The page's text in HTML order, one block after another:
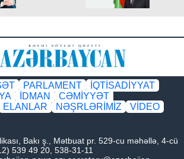
PARLAMENT
İQTİSADİYYAT
İDMAN
CƏMİYYƏT
ELANLAR NƏŞRLƏRİMİZ
VİDEO
Bakı ş., Mətbuat pr. 529-cu məhəllə, 4-cü
539 49 20, 538-31-11